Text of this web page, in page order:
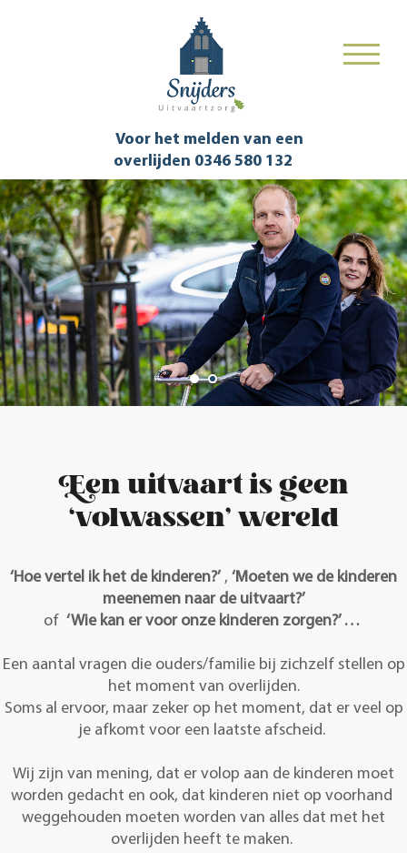
Voor het melden van een
overlijden 0346 580 132
Vogel Frans
Een uitvaart is geen
‘volwassen’ wereld
‘Hoe vertel ik het de kinderen?’ , ‘Moeten we de kinderen
meenemen naar de uitvaart?’
of ‘Wie kan er voor onze kinderen zorgen?’ …
Een aantal vragen die ouders/familie bij zichzelf stellen op
het moment van overlijden.
Soms al ervoor, maar zeker op het moment, dat er veel op
je afkomt voor een laatste afscheid.
Wij zijn van mening, dat er volop aan de kinderen moet
worden gedacht en ook, dat kinderen niet op voorhand
weggehouden moeten worden van alles dat met het
overlijden heeft te maken.